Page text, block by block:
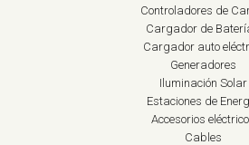
Controladores de
Cargador de
Cargador auto
Generadores
Iluminación Solar
Estaciones de
Accesorios
Cables